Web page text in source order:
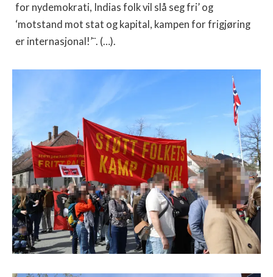
for nydemokrati, Indias folk vil slå seg fri’ og
‘motstand mot stat og kapital, kampen for frigjøring
er internasjonal!’¨. (…).